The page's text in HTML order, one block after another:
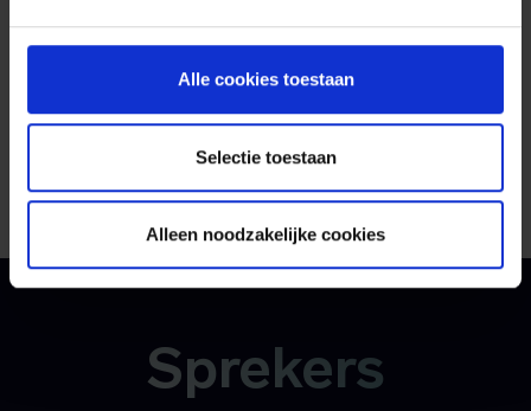
Alle cookies toestaan
Selectie toestaan
Alleen noodzakelijke cookies
kritische vragen leer je hoe je als organisatie én als
En maak je keuzes die jouw digitale weerbaarheid
Sprekers